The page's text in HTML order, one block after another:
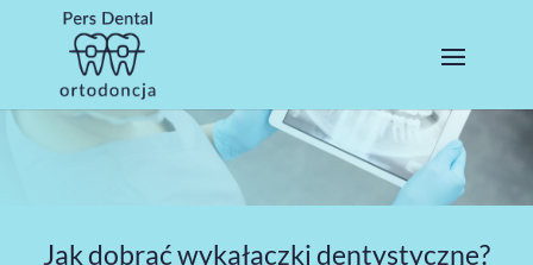
Jak dobrać wykałaczki dentystyczne?